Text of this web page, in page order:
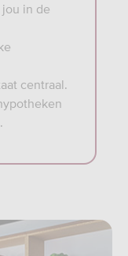
in de
centraal.